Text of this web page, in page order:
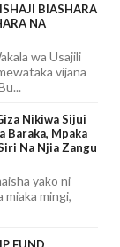
BIASHARA
NA
wa Usajili
vijana
Nikiwa Sijui
Baraka, Mpaka
Na Njia Zangu
yako ni
miaka mingi,
FUND